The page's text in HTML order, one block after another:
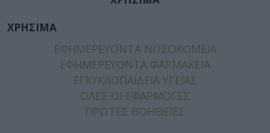
ΧΡΗΣΙΜΑ
ΕΦΗΜΕΡΕΥΟΝΤΑ ΝΟΣΟΚΟΜΕΙΑ
ΕΦΗΜΕΡΕΥΟΝΤΑ ΦΑΡΜΑΚΕΙΑ
ΕΓΚΥΚΛΟΠΑΙΔΕΙΑ ΥΓΕΙΑΣ
ΟΛΕΣ ΟΙ ΕΦΑΡΜΟΓΕΣ
ΠΡΩΤΕΣ ΒΟΗΘΕΙΕΣ